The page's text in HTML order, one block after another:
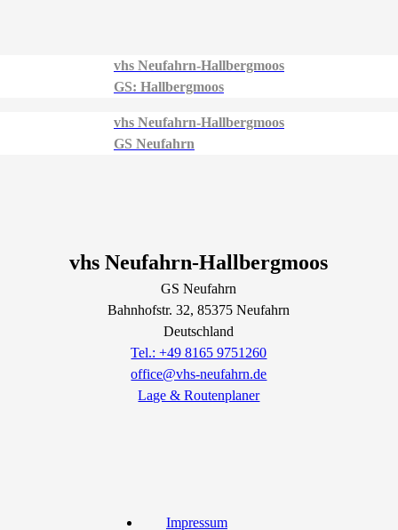
vhs Neufahrn-Hallbergmoos
GS: Hallbergmoos
vhs Neufahrn-Hallbergmoos
GS Neufahrn
vhs Neufahrn-Hallbergmoos
GS Neufahrn
Bahnhofstr.32, 85375Neufahrn
Deutschland
Tel.: +49 8165 9751260
office@vhs-neufahrn.de
Lage & Routenplaner
Impressum